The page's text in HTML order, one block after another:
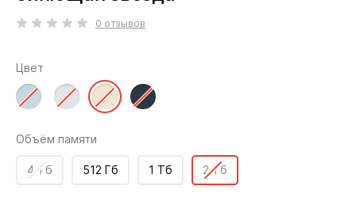
0 отзывов
Цвет
Объём памяти
2 Тб
512 Гб 1 Тб
4 Тб